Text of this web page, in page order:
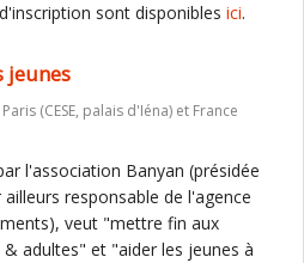
sont disponibles ici.
jeunes
(CESE, palais d'Iéna) et France
l'association Banyan (présidée
responsable de l'agence
veut "mettre fin aux
adultes" et "aider les jeunes à